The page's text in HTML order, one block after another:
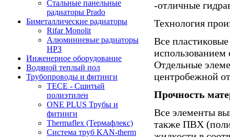
Стальные панельные
радиаторы Prado
Биметаллические радиаторы
Rifar Monolit
Алюминиевые радиаторы
НРЗ
Инженерное оборудование
Водяной теплый пол
Трубопроводы и фитинги
ТЕСЕ - Сшитый
полиэтилен
ONE PLUS Трубы и
фитинги
Thermaflex (Термафлекс)
Система труб KAN-therm
-отличные
Технология
Все
использованием
Отдельные
центробежной
Прочность
Все элементы
также ПВХ